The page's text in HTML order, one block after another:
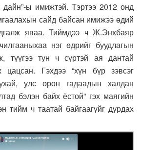
дайн”-ы имижтэй. Тэртээ 2012 онд
сайд байсан имижээ өдий
яваа. Тиймдээ ч Ж.Энхбаяр
нэг өдрийг буудлагын
түүгээ тун ч сүртэй ая дантай
цацсан. Гэхдээ “хүн бүр зэвсэг
улс орон гадаадын халдан
бэлэн байх ёстой” гэх маягийн
тийм ч таатай байгаагүйг дурдах